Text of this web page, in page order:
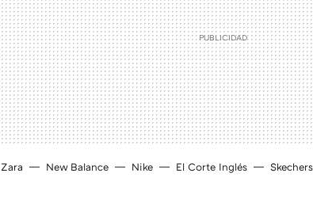
Zara New Balance Nike El Corte Inglés Skechers